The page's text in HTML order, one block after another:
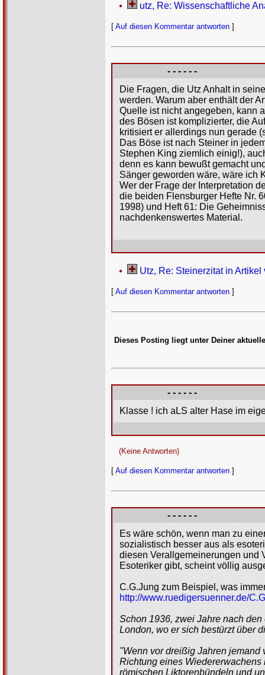
utz, Re: Wissenschaftliche
[ Auf diesen Kommentar antworten ]
- - - - - -
Die Fragen, die Utz Anhalt in
werden. Warum aber enthält der
Quelle ist nicht angegeben, kann
des Bösen ist komplizierter, die
kritisiert er allerdings nun gerade
Das Böse ist nach Steiner in
Stephen King ziemlich einig!),
denn es kann bewußt gemacht
Sänger geworden wäre, wäre ich
Wer der Frage der Interpretation
die beiden Flensburger Hefte Nr.
1998) und Heft 61: Die
nachdenkenswertes Material.
Utz, Re: Steinerzitat in
[ Auf diesen Kommentar antworten ]
Dieses Posting liegt unter Deiner
- - - - - -
Klasse ! ich aLS alter Hase im
(Keine Antworten)
[ Auf diesen Kommentar antworten ]
- - - - - -
Es wäre schön, wenn man zu
sozialistisch besser aus als
diesen Verallgemeinerungen und
Esoteriker gibt, scheint völlig
C.G.Jung zum Beispiel, was
http://www.ruedigersuenner.de/
Schon 1936, zwei Jahre nach
London, wo er sich bestürzt über
"Wenn vor dreißig Jahren
Richtung eines
römischen Liktorenbündeln und